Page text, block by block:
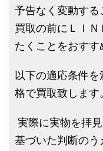
予告なく変動す
買取の前にＬＩ
たくことをおすす
以下の適応条件
格で買取致します
実際に実物を拝
基づいた判断のう